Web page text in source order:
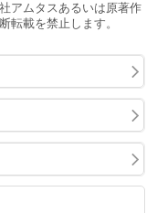
アムタスあるいは原著作
転載を禁止します。